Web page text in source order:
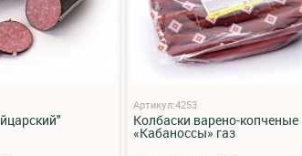
Артикул:4253
Колбаски варено-копченые
«Кабаноссы» газ